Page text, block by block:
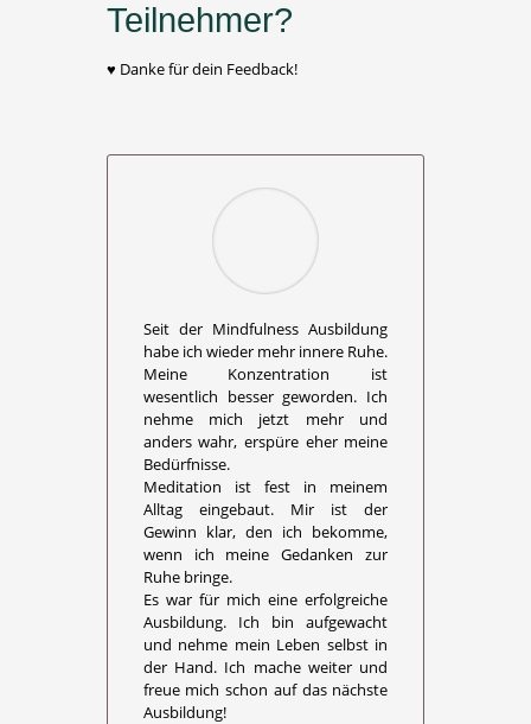
Teilnehmer?
♥​ Danke für dein Feedback!
Seit der Mindfulness Ausbildung
habe ich wieder mehr innere Ruhe.
Meine Konzentration ist
wesentlich besser geworden. Ich
nehme mich jetzt mehr und
anders wahr, erspüre eher meine
Bedürfnisse.
Meditation ist fest in meinem
Alltag eingebaut. Mir ist der
Gewinn klar, den ich bekomme,
wenn ich meine Gedanken zur
Ruhe bringe.
Es war für mich eine erfolgreiche
Ausbildung. Ich bin aufgewacht
und nehme mein Leben selbst in
der Hand. Ich mache weiter und
freue mich schon auf das nächste
Ausbildung!